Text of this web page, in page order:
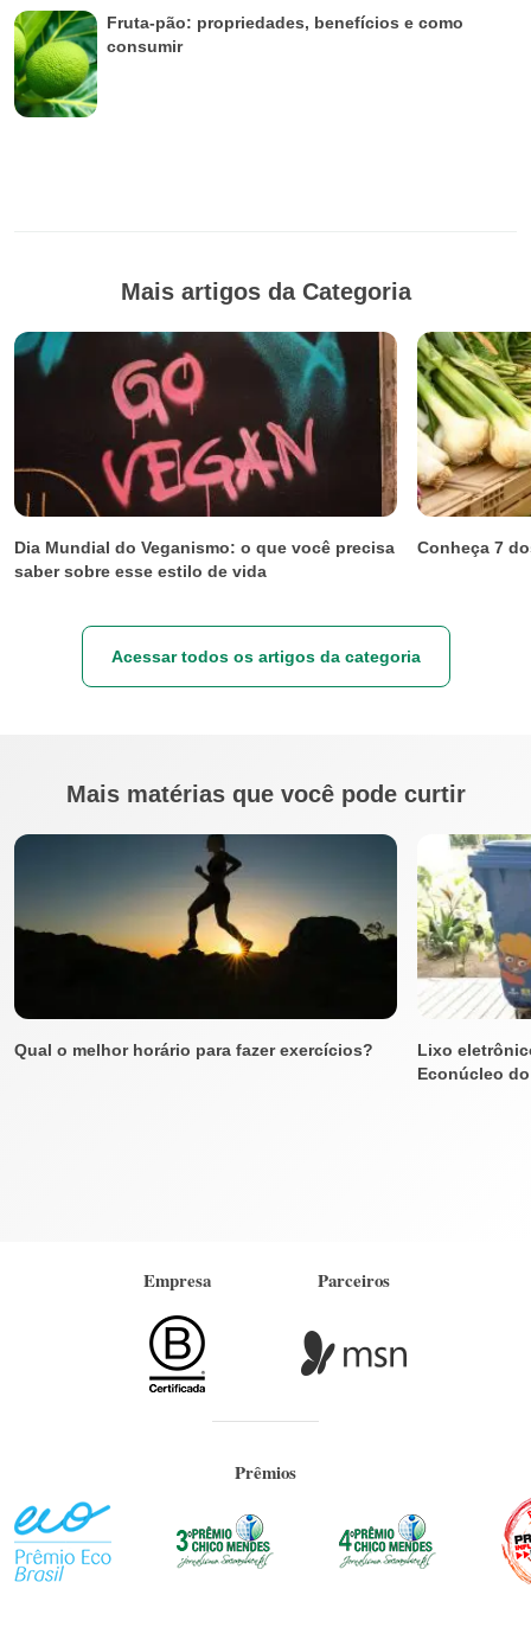
Fruta-pão: propriedades, benefícios e como
consumir
Mais artigos da Categoria
Dia Mundial do Veganismo: o que você precisa
saber sobre esse estilo de vida
Conheça 7
Acessar todos os artigos da categoria
Mais matérias que você pode curtir
Qual o melhor horário para fazer exercícios?
Lixo
Econúcleo
Empresa Parceiros
Prêmios